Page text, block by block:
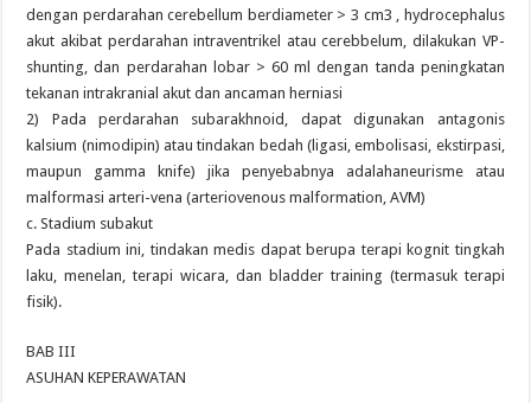
dengan perdarahan cerebellum berdiameter > 3 cm3 , hydrocephalus
akut akibat perdarahan intraventrikel atau cerebbelum, dilakukan VP-
shunting, dan perdarahan lobar > 60 ml dengan tanda peningkatan
tekanan intrakranial akut dan ancaman herniasi
2) Pada perdarahan subarakhnoid, dapat digunakan antagonis
kalsium (nimodipin) atau tindakan bedah (ligasi, embolisasi, ekstirpasi,
maupun gamma knife) jika penyebabnya adalahaneurisme atau
malformasi arteri-vena (arteriovenous malformation, AVM)
c. Stadium subakut
Pada stadium ini, tindakan medis dapat berupa terapi kognit tingkah
laku, menelan, terapi wicara, dan bladder training (termasuk terapi
fisik).
BAB III
ASUHAN KEPERAWATAN